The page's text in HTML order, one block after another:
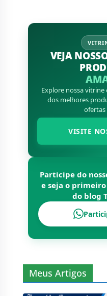
VEJA
Explore nossa vitrine
dos melhores
ofertas
VISITE
Participe do
e seja o
do blog
Meus Artigos